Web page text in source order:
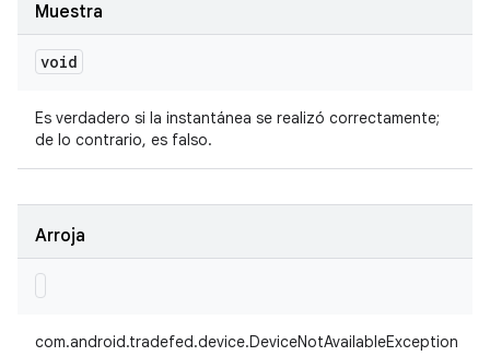
Muestra
void
Es verdadero si la instantánea se realizó correctamente;
de lo contrario, es falso.
Arroja
com.android.tradefed.device.DeviceNotAvailableException